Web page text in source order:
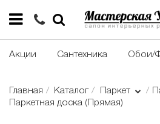
Акции Сантехника Обои/
Главная Каталог Паркет
Паркетная доска (Прямая)